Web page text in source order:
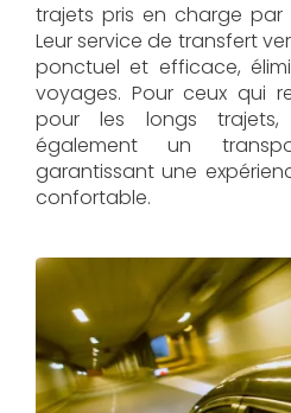
trajets pris en charge par
Leur service de transfert
ponctuel et efficace,
voyages. Pour ceux qui
pour les longs trajets,
également un
garantissant une
confortable.